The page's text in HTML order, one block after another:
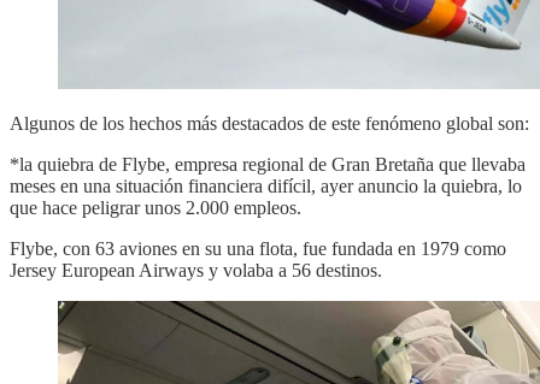
Algunos de los hechos más destacados de este fenómeno global son:
*la quiebra de Flybe, empresa regional de Gran Bretaña que llevaba
meses en una situación financiera difícil, ayer anuncio la quiebra, lo
que hace peligrar unos 2.000 empleos.
Flybe, con 63 aviones en su una flota, fue fundada en 1979 como
Jersey European Airways y volaba a 56 destinos.